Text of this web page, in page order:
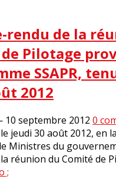
rendu de la
Pilotage
SSAPR,
2012
10 septembre 2012 0
jeudi 30 août 2012, en
Ministres du
réunion du Comité de
;